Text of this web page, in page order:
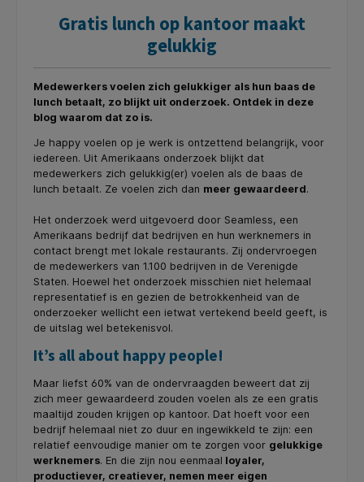
Gratis lunch op kantoor maakt
gelukkig
Medewerkers voelen zich gelukkiger als hun baas de
lunch betaalt, zo blijkt uit onderzoek. Ontdek in deze
blog waarom dat zo is.
Je happy voelen op je werk is ontzettend belangrijk, voor
iedereen. Uit Amerikaans onderzoek blijkt dat
medewerkers zich gelukkig(er) voelen als de baas de
lunch betaalt. Ze voelen zich dan meer gewaardeerd.
Het onderzoek werd uitgevoerd door Seamless, een
Amerikaans bedrijf dat bedrijven en hun werknemers in
contact brengt met lokale restaurants. Zij ondervroegen
de medewerkers van 1.100 bedrijven in de Verenigde
Staten. Hoewel het onderzoek misschien niet helemaal
representatief is en gezien de betrokkenheid van de
onderzoeker wellicht een ietwat vertekend beeld geeft, is
de uitslag wel betekenisvol.
It’s all about happy people!
Maar liefst 60% van de ondervraagden beweert dat zij
zich meer gewaardeerd zouden voelen als ze een gratis
maaltijd zouden krijgen op kantoor. Dat hoeft voor een
bedrijf helemaal niet zo duur en ingewikkeld te zijn: een
relatief eenvoudige manier om te zorgen voor gelukkige
werknemers. En die zijn nou eenmaal loyaler,
productiever, creatiever, nemen meer eigen